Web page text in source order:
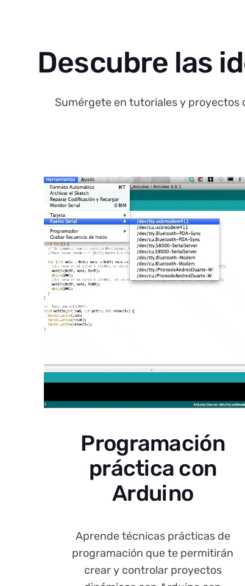
Descubre las
Sumérgete en tutoriales y proyectos
Programación
práctica con
Arduino
Aprende técnicas prácticas de
programación que te permitirán
crear y controlar proyectos